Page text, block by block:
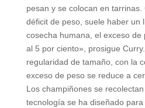
pesan y se colocan en
déficit de peso, suele haber un
cosecha humana, el exceso de
al 5 por ciento», prosigue
regularidad de tamaño, con la
exceso de peso se reduce a
Los champiñones se
tecnología se ha diseñado